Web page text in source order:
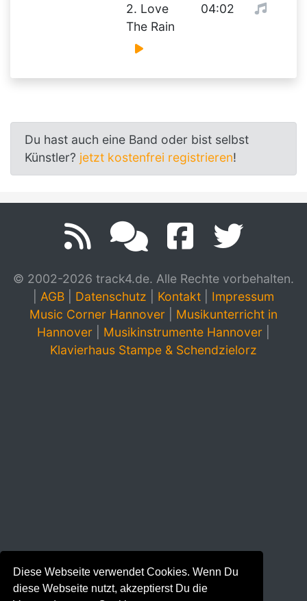
Diese Webseite verwendet Cookies. Wenn Du
diese Webseite nutzt, akzeptierst Du die
2. Love
The Rain
04:02
Du hast auch eine Band oder bist selbst
Künstler? jetzt kostenfrei registrieren!
© 2002-2026 track4.de. Alle Rechte vorbehalten.
AGB Datenschutz Kontakt
Impressum
Music Corner Hannover
Musikunterricht in
Hannover
Musikinstrumente Hannover
Klavierhaus Stampe & Schendzielorz